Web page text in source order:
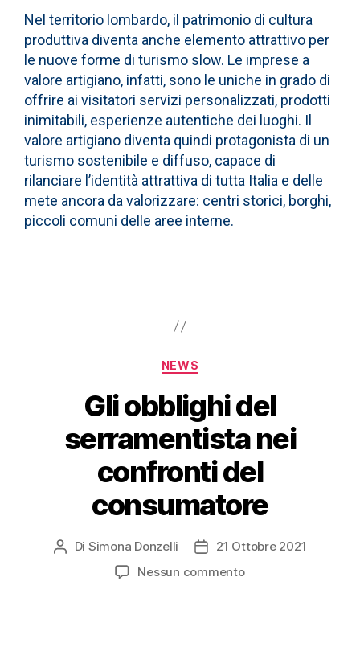
Nel territorio lombardo, il patrimonio di cultura
produttiva diventa anche elemento attrattivo per
le nuove forme di turismo slow. Le imprese a
valore artigiano, infatti, sono le uniche in grado di
offrire ai visitatori servizi personalizzati, prodotti
inimitabili, esperienze autentiche dei luoghi. Il
valore artigiano diventa quindi protagonista di un
turismo sostenibile e diffuso, capace di
rilanciare l’identità attrattiva di tutta Italia e delle
mete ancora da valorizzare: centri storici, borghi,
piccoli comuni delle aree interne.
NEWS
Gli obblighi del
serramentista nei
confronti del
consumatore
Di Simona Donzelli
21 Ottobre 2021
Nessun commento